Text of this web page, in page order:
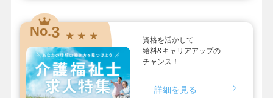
No.3 ★ ★ ★
資格を活かして
給料&キャリアアップの
チャンス！
詳細を見る